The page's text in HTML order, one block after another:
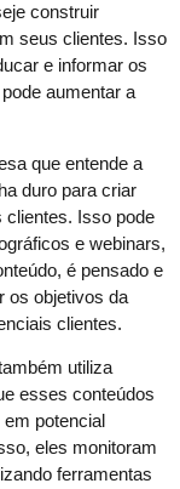
construir
seus clientes. Isso
e informar os
aumentar a
que entende a
duro para criar
clientes. Isso pode
e webinars,
é pensado e
os objetivos da
clientes.
utiliza
esses conteúdos
potencial
eles monitoram
ferramentas